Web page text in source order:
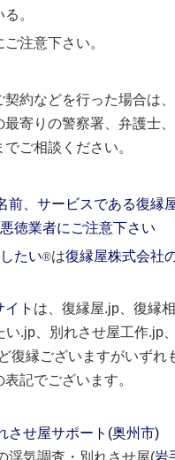
。
注意下さい。
約などを行った場合は
最寄りの警察署、弁護士
ご相談ください。
前、サービスである復縁
徳業者にご注意下さい
たい®は復縁屋株式会社
ト は、復縁屋.jp、復縁
.jp、別れさせ屋工作.jp、
復縁ございますがいずれ
表記でございます。
させ屋サポート(奥州市)